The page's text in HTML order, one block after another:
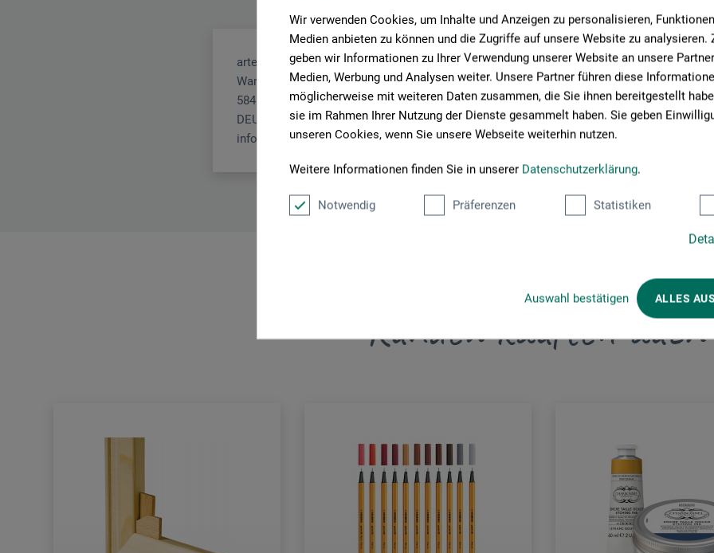
Wir verwenden Cookies, um Inhalte und Anzeigen zu personalisieren,
Medien anbieten zu können und die Zugriffe auf unsere Website zu analysieren.
geben wir Informationen zu Ihrer Verwendung unserer Website an unsere
Medien, Werbung und Analysen weiter. Unsere Partner führen diese
möglicherweise mit weiteren Daten zusammen, die Sie ihnen bereitgestellt
sie im Rahmen Ihrer Nutzung der Dienste gesammelt haben. Sie geben
unseren Cookies, wenn Sie unsere Webseite weiterhin nutzen.
Weitere Informationen finden Sie in unserer Datenschutzerklärung.
Notwendig Präferenzen Statistiken
Auswahl bestätigen ALLES
arteveri GmbH
Wannen 50
58455 Witten
DEUTSCHLAND
info@arteveri-kuenstlermaterial.de
Kunden kauften auch